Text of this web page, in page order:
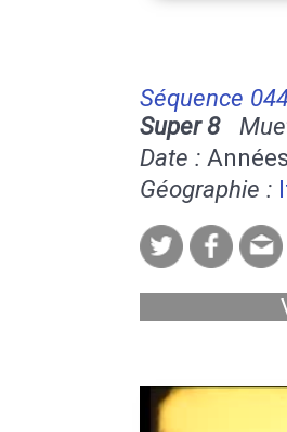
Séquence
Super 8Muet
Date :
Géographie :